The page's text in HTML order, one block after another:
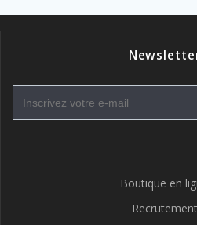
Boutique en
Recrutement